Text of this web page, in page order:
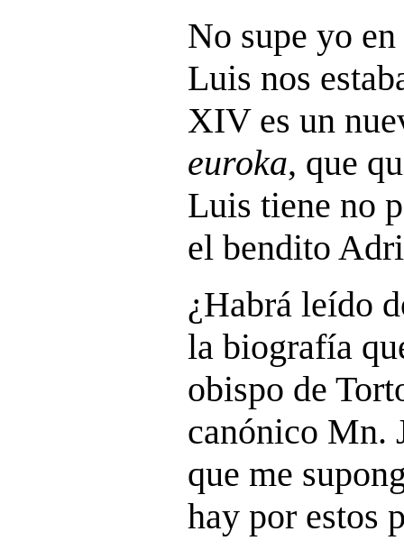
No supe yo
Luis nos
XIV es un
euroka, que
Luis tiene no
el bendito
¿Habrá leído
la biografía
obispo de
canónico Mn.
que me
hay por estos